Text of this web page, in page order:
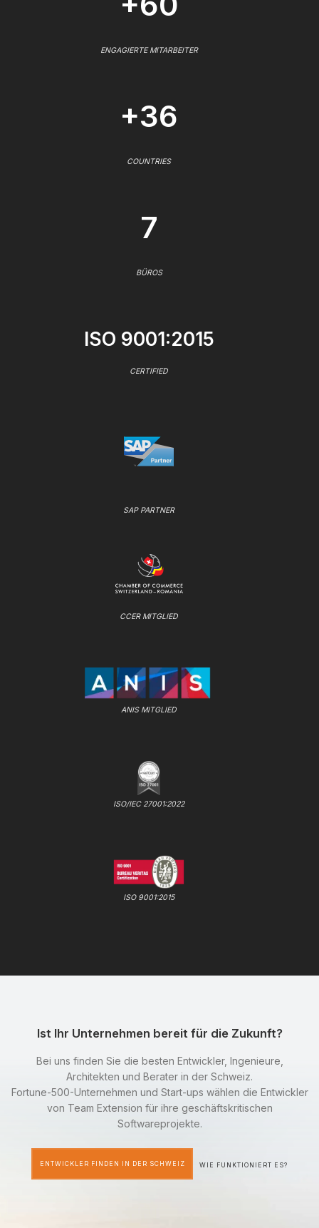
ENGAGIERTE MITARBEITER
+36
COUNTRIES
7
BÜROS
ISO 9001:2015
CERTIFIED
SAP PARTNER
CCER MITGLIED
ANIS MITGLIED
ISO/IEC 27001:2022
ISO 9001:2015
Ist Ihr Unternehmen bereit für die Zukunft?
Bei uns finden Sie die besten Entwickler, Ingenieure,
Architekten und Berater in der Schweiz.
Fortune-500-Unternehmen und Start-ups wählen die Entwickler
von Team Extension für ihre geschäftskritischen
Softwareprojekte.
ENTWICKLER FINDEN IN DER SCHWEIZ WIE FUNKTIONIERT ES?